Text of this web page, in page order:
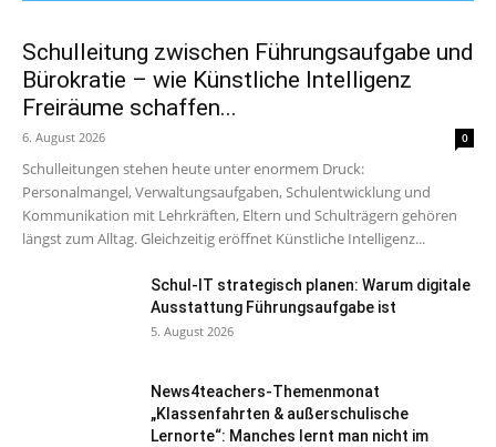
Schulleitung zwischen Führungsaufgabe und
Bürokratie – wie Künstliche Intelligenz
Freiräume schaffen...
6. August 2026 0
Schulleitungen stehen heute unter enormem Druck:
Personalmangel, Verwaltungsaufgaben, Schulentwicklung und
Kommunikation mit Lehrkräften, Eltern und Schulträgern gehören
längst zum Alltag. Gleichzeitig eröffnet Künstliche Intelligenz...
Schul-IT strategisch planen: Warum digitale
Ausstattung Führungsaufgabe ist
5. August 2026
News4teachers-Themenmonat
„Klassenfahrten & außerschulische
Lernorte“: Manches lernt man nicht im